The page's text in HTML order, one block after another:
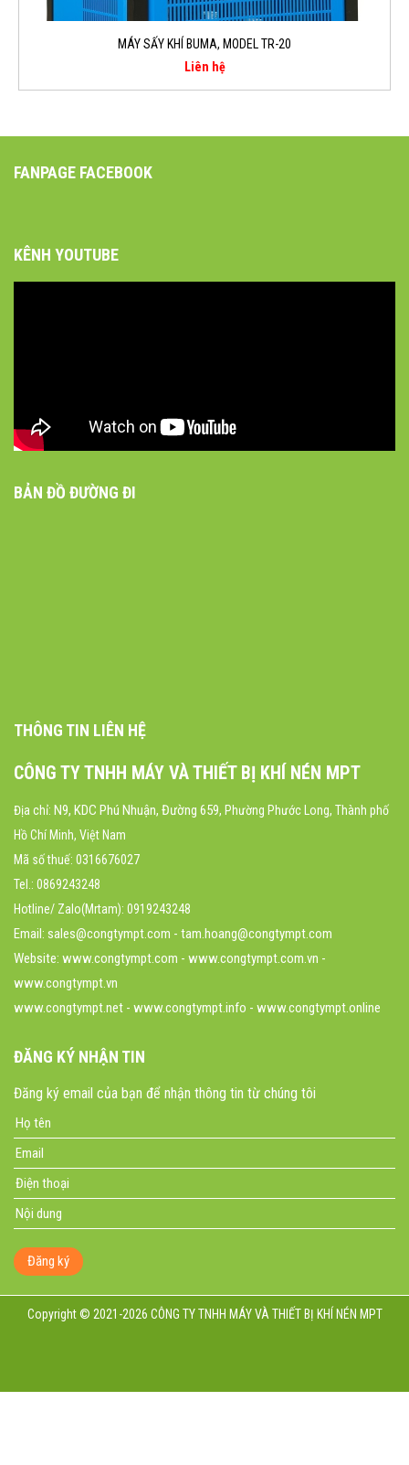
MÁY SẤY KHÍ BUMA, MODEL TR-20
Liên hệ
FANPAGE FACEBOOK
KÊNH YOUTUBE
BẢN ĐỒ ĐƯỜNG ĐI
THÔNG TIN LIÊN HỆ
CÔNG TY TNHH MÁY VÀ THIẾT BỊ KHÍ NÉN MPT
Địa chỉ: N9, KDC Phú Nhuận, Đường 659, Phường Phước Long, Thành phố
Hồ Chí Minh, Việt Nam
Mã số thuế: 0316676027
Tel.: 0869243248
Hotline/ Zalo(Mrtam): 0919243248
Email: sales@congtympt.com - tam.hoang@congtympt.com
Website: www.congtympt.com - www.congtympt.com.vn -
www.congtympt.vn
www.congtympt.net - www.congtympt.info - www.congtympt.online
ĐĂNG KÝ NHẬN TIN
Đăng ký email của bạn để nhận thông tin từ chúng tôi
Đăng ký
Copyright © 2021-2026 CÔNG TY TNHH MÁY VÀ THIẾT BỊ KHÍ NÉN MPT